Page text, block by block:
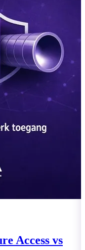
04 augustus 2026